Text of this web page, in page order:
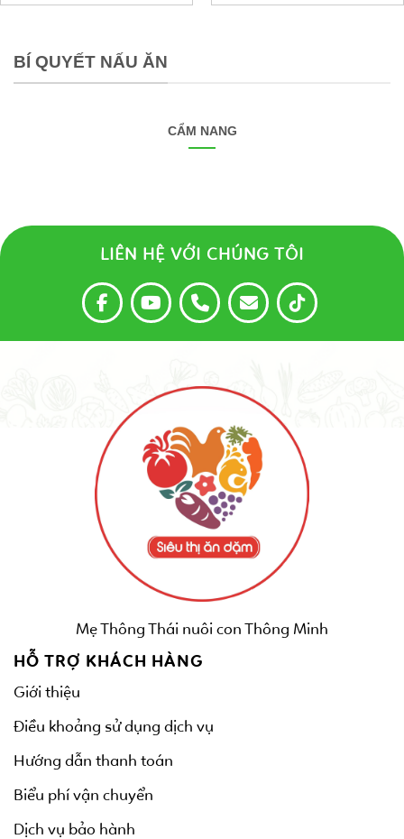
BÍ QUYẾT NẤU ĂN
CẨM NANG
LIÊN HỆ VỚI CHÚNG TÔI
Mẹ Thông Thái nuôi con Thông Minh
HỖ TRỢ KHÁCH HÀNG
Giới thiệu
Điều khoảng sử dụng dịch vụ
Hướng dẫn thanh toán
Biểu phí vận chuyển
Dịch vụ bảo hành